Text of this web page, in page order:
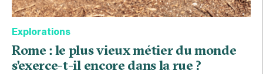
Explorations
Rome : le plus vieux métier du monde
s’exerce-t-il encore dans la rue ?